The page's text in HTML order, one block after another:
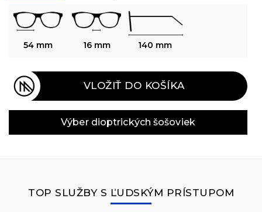
54 mm 16 mm 140 mm
VLOŽIŤ DO KOŠÍKA
Výber dioptrických šošoviek
TOP SLUŽBY S ĽUDSKÝM PRÍSTUPOM